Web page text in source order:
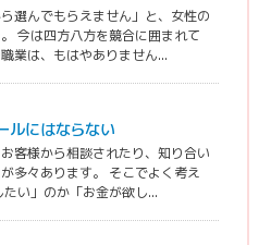
選んでもらえません」と、女性の
今は四方八方を競合に囲まれて
業は、もはやありません...
ルにはならない
客様から相談されたり、知り合い
多々あります。 そこでよく考え
い」のか「お金が欲し...